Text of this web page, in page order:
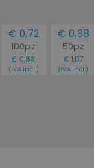
€ 0,72
100pz
€ 0,88
(IVA incl.)
€ 0,88
50pz
€ 1,07
(IVA incl.)